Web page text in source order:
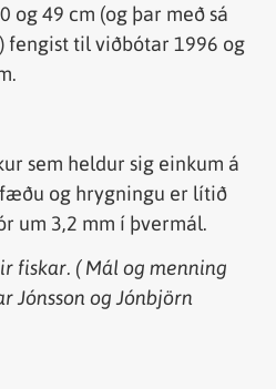
og 49 cm (og þar með sá
fengist til viðbótar 1996 og
sem heldur sig einkum á
og hrygningu er lítið
um 3,2 mm í þvermál.
fiskar. ( Mál og menning
Jónsson og Jónbjörn